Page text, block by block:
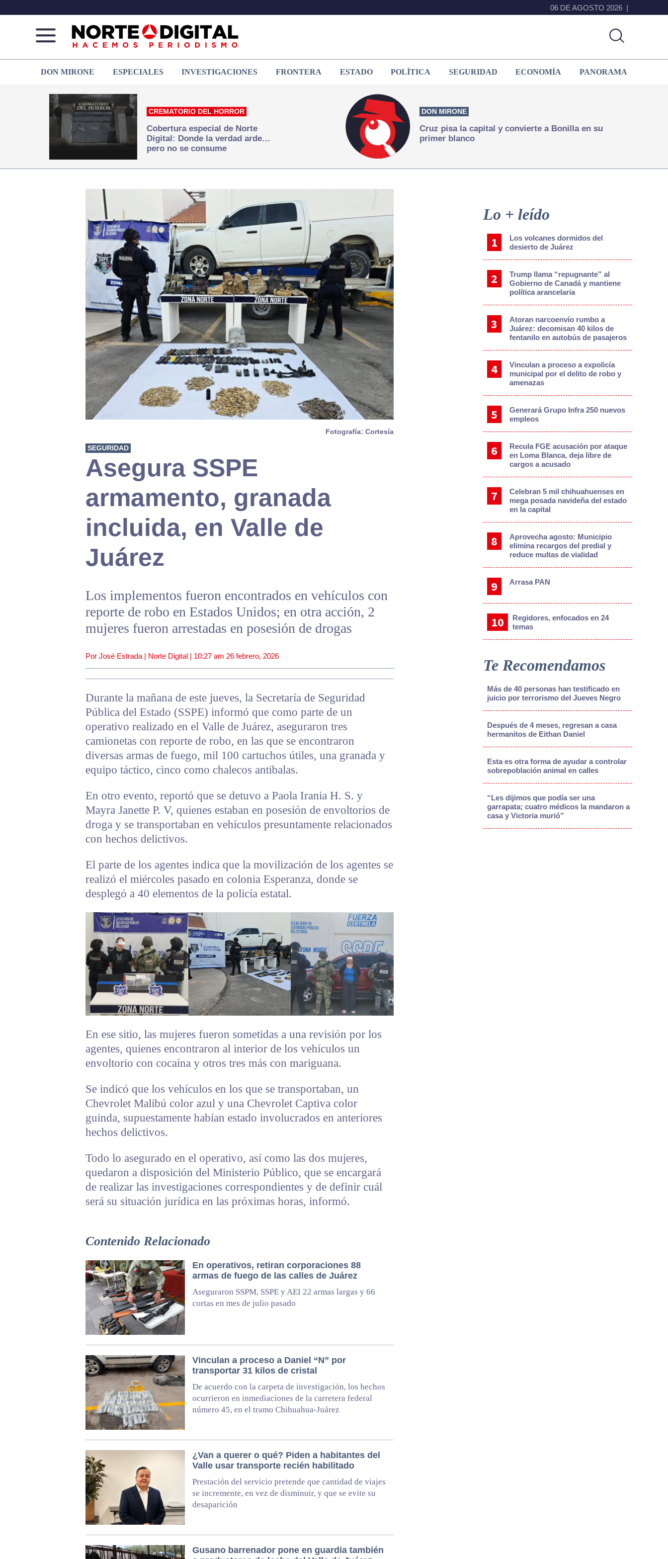
06 DE AGOSTO 2026
de
Juárez
que
hacemos periodismo
DON MIRONE ESPECIALES INVESTIGACIONES FRONTERA ESTADO POLÍTICA SEGURIDAD ECONOMÍA PANORAMA
CREMATORIO DEL HORROR
Cobertura especial de Norte
Digital: Donde la verdad arde…
pero no se consume
DON MIRONE
Cruz pisa la capital y convierte a Bonilla en su
primer blanco
Fotografía: Cortesía
SEGURIDAD
Asegura SSPE
armamento, granada
incluida, en Valle de
Juárez
Los implementos fueron encontrados en vehículos con
reporte de robo en Estados Unidos; en otra acción, 2
mujeres fueron arrestadas en posesión de drogas
Por José Estrada | Norte Digital | 10:27 am 26 febrero, 2026
Durante la mañana de este jueves, la Secretaría de Seguridad
Pública del Estado (SSPE) informó que como parte de un
operativo realizado en el Valle de Juárez, aseguraron tres
camionetas con reporte de robo, en las que se encontraron
diversas armas de fuego, mil 100 cartuchos útiles, una granada y
equipo táctico, cinco como chalecos antibalas.
En otro evento, reportó que se detuvo a Paola Irania H. S. y
Mayra Janette P. V, quienes estaban en posesión de envoltorios de
droga y se transportaban en vehículos presuntamente relacionados
con hechos delictivos.
El parte de los agentes indica que la movilización de los agentes se
realizó el miércoles pasado en colonia Esperanza, donde se
desplegó a 40 elementos de la policía estatal.
En ese sitio, las mujeres fueron sometidas a una revisión por los
agentes, quienes encontraron al interior de los vehículos un
envoltorio con cocaína y otros tres más con mariguana.
Se indicó que los vehículos en los que se transportaban, un
Chevrolet Malibú color azul y una Chevrolet Captiva color
guinda, supuestamente habían estado involucrados en anteriores
hechos delictivos.
Todo lo asegurado en el operativo, así como las dos mujeres,
quedaron a disposición del Ministerio Público, que se encargará
de realizar las investigaciones correspondientes y de definir cuál
será su situación jurídica en las próximas horas, informó.
Contenido Relacionado
En operativos, retiran corporaciones 88
armas de fuego de las calles de Juárez
Aseguraron SSPM, SSPE y AEI 22 armas largas y 66
cortas en mes de julio pasado
Vinculan a proceso a Daniel “N” por
transportar 31 kilos de cristal
De acuerdo con la carpeta de investigación, los hechos
ocurrieron en inmediaciones de la carretera federal
número 45, en el tramo Chihuahua-Juárez
¿Van a querer o qué? Piden a habitantes del
Valle usar transporte recién habilitado
Prestación del servicio pretende que cantidad de viajes
se incremente, en vez de disminuir, y que se evite su
desaparición
Gusano barrenador pone en guardia también
Sidebar
Lo + leído
Los volcanes dormidos del
desierto de Juárez
Trump llama “repugnante” al
Gobierno de Canadá y mantiene
política arancelaria
Atoran narcoenvío rumbo a
Juárez: decomisan 40 kilos de
fentanilo en autobús de pasajeros
Vinculan a proceso a expolicía
municipal por el delito de robo y
amenazas
Generará Grupo Infra 250 nuevos
empleos
Recula FGE acusación por ataque
en Loma Blanca, deja libre de
cargos a acusado
Celebran 5 mil chihuahuenses en
mega posada navideña del estado
en la capital
Aprovecha agosto: Municipio
elimina recargos del predial y
reduce multas de vialidad
Arrasa PAN
Regidores, enfocados en 24
temas
Te Recomendamos
Más de 40 personas han testificado en
juicio por terrorismo del Jueves Negro
Después de 4 meses, regresan a casa
hermanitos de Eithan Daniel
Esta es otra forma de ayudar a controlar
sobrepoblación animal en calles
“Les dijimos que podía ser una
garrapata; cuatro médicos la mandaron a
casa y Victoria murió”